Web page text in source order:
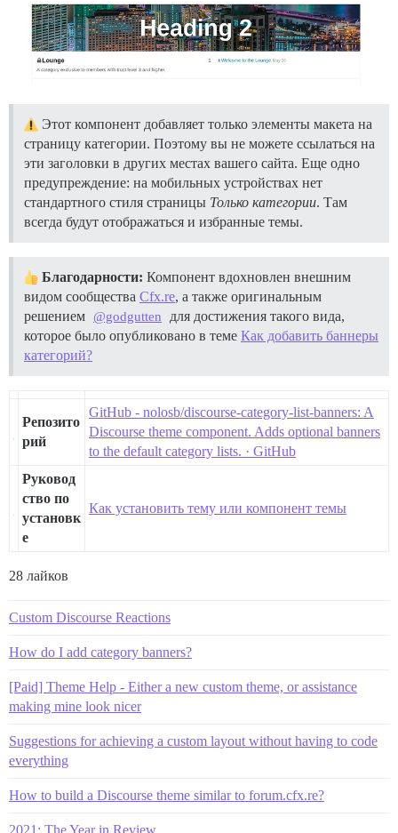
Этот компонент добавляет только элементы макета на
страницу категории. Поэтому вы не можете ссылаться на
эти заголовки в других местах вашего сайта. Еще одно
предупреждение: на мобильных устройствах нет
стандартного стиля страницы Только категории. Там
всегда будут отображаться и избранные темы.
Благодарности: Компонент вдохновлен внешним
видом сообщества Cfx.re, а также оригинальным
решением @godgutten
для достижения такого вида,
которое было опубликовано в теме Как добавить баннеры
категорий?
Репозито
рий
GitHub - nolosb/discourse-category-list-banners: A
Discourse theme component. Adds optional banners
to the default category lists. · GitHub
Руковод
ство по
установк
е
Как установить тему или компонент темы
28 лайков
Custom Discourse Reactions
How do I add category banners?
[Paid] Theme Help - Either a new custom theme, or assistance
making mine look nicer
Suggestions for achieving a custom layout without having to code
everything
How to build a Discourse theme similar to forum.cfx.re?